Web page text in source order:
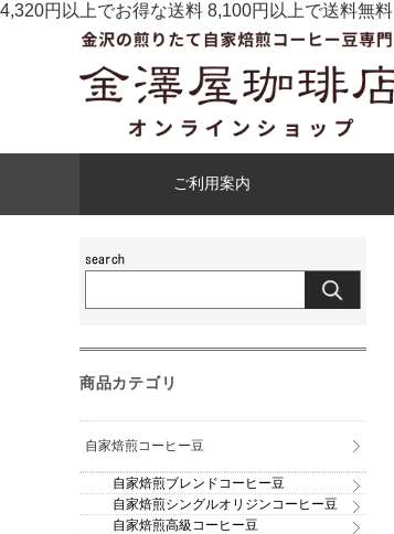
4,320円以上でお得な送料 8,100円以上で送料無料
ご利用案内
商品カテゴリ
自家焙煎コーヒー豆
自家焙煎ブレンドコーヒー豆
自家焙煎シングルオリジンコーヒー豆
自家焙煎高級コーヒー豆